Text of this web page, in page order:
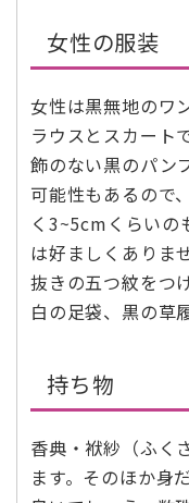
女性の服装
女性は黒無地のワ
ラウスとスカート
飾のない黒のパン
可能性もあるので
く3~5cmくらいの
は好ましくありま
抜きの五つ紋をつ
白の足袋、黒の草
持ち物
香典・袱紗（ふく
ます。そのほか身